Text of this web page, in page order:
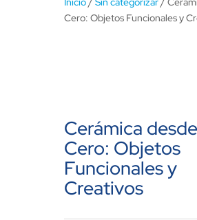
Cero: Objetos Funcionales y
Cerámica desde
Cero: Objetos
Funcionales y
Creativos